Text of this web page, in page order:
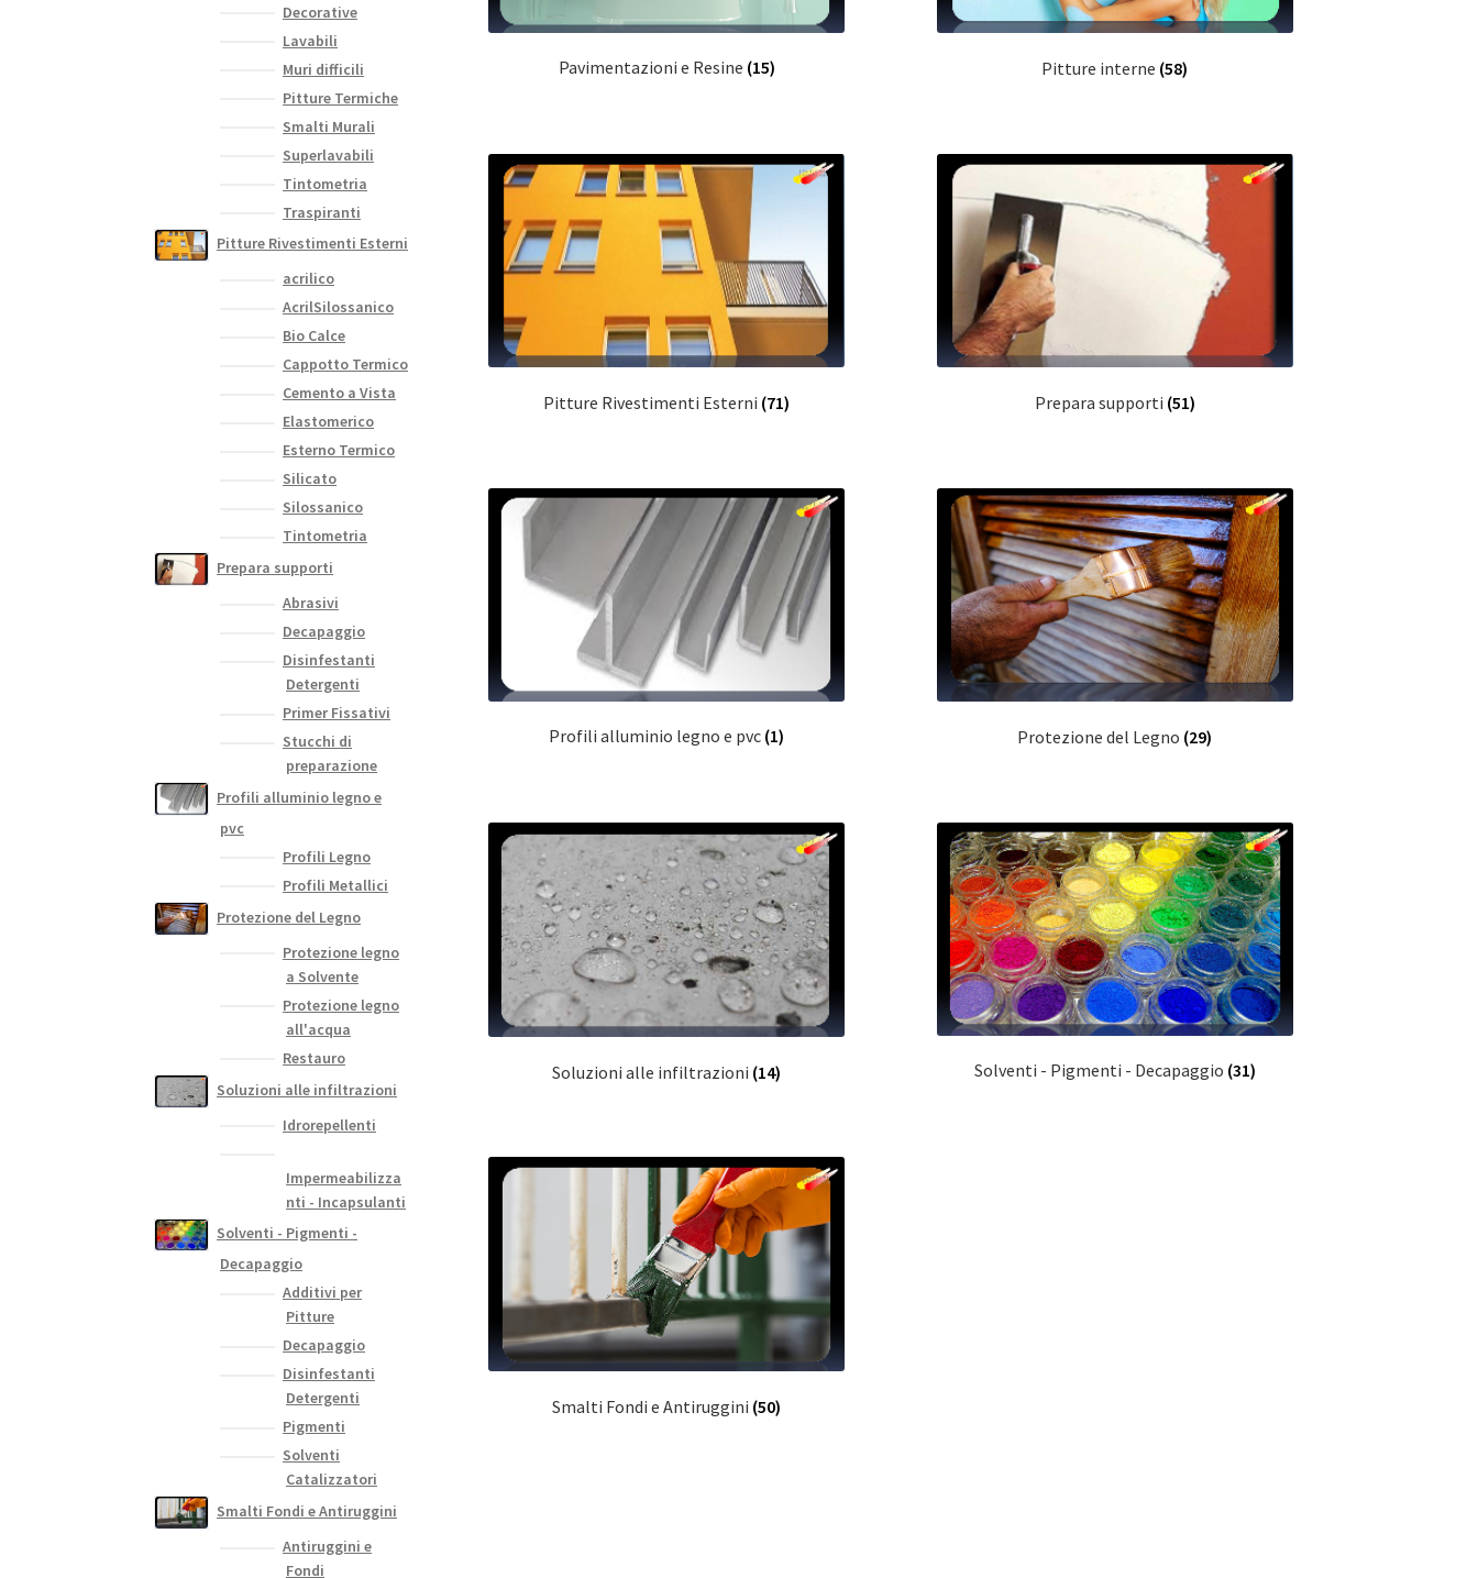
Pavimentazioni e Resine (15) Pitture interne (58)
Pitture Rivestimenti Esterni (71) Prepara supporti (51)
Profili alluminio legno e pvc (1) Protezione del Legno (29)
Soluzioni alle infiltrazioni (14) Solventi - Pigmenti - Decapaggio (31)
Smalti Fondi e Antiruggini (50)
Decorative
Lavabili
Muri difficili
Pitture Termiche
Smalti Murali
Superlavabili
Tintometria
Traspiranti
Pitture Rivestimenti Esterni
acrilico
AcrilSilossanico
Bio Calce
Cappotto Termico
Cemento a Vista
Elastomerico
Esterno Termico
Silicato
Silossanico
Tintometria
Prepara supporti
Abrasivi
Decapaggio
Disinfestanti
Detergenti
Primer Fissativi
Stucchi di
preparazione
Profili alluminio legno e
pvc
Profili Legno
Profili Metallici
Protezione del Legno
Protezione legno
a Solvente
Protezione legno
all'acqua
Restauro
Soluzioni alle infiltrazioni
Idrorepellenti
Impermeabilizza
nti - Incapsulanti
Solventi - Pigmenti -
Decapaggio
Additivi per
Pitture
Decapaggio
Disinfestanti
Detergenti
Pigmenti
Solventi
Catalizzatori
Smalti Fondi e Antiruggini
Antiruggini e
Fondi